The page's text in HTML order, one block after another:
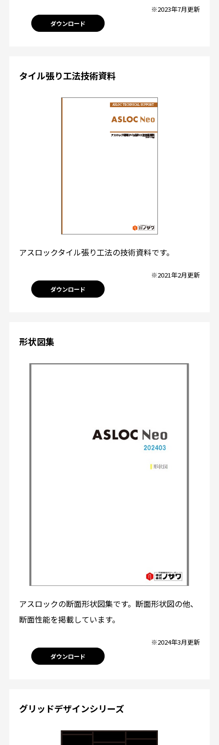
※2023年7月更新
ダウンロード
タイル張り工法技術資料
アスロックタイル張り工法の技術資料です。
※2021年2月更新
ダウンロード
形状図集
アスロックの断面形状図集です。断面形状図の他、
断面性能を掲載しています。
※2024年3月更新
ダウンロード
グリッドデザインシリーズ